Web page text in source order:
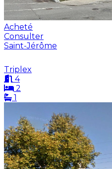
Acheté
Consulter
Saint-Jérôme
Triplex
4
2
1